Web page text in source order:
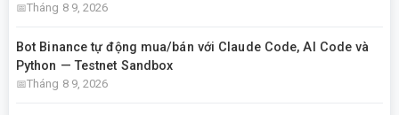
Tháng 8 9, 2026
Bot Binance tự động mua/bán với Claude Code, AI Code và
Python — Testnet Sandbox
Tháng 8 9, 2026